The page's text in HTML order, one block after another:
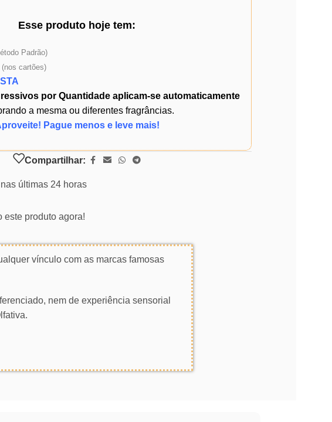
Esse produto hoje tem:
Padrão)
(nos cartões)
por Quantidade aplicam-se automaticamente
a mesma ou diferentes fragrâncias.
Pague menos e leve mais!
Compartilhar:
últimas 24 horas
este produto agora!
vínculo com as marcas famosas
nem de experiência sensorial